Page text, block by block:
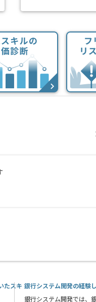
たスキ 銀行システム開発の経験
銀行システム開発では、